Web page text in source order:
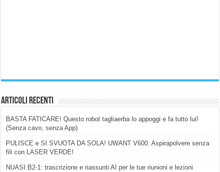
Articoli Recenti
BASTA FATICARE! Questo robot tagliaerba lo appoggi e fa tutto lui!
(Senza cavo, senza App)
PULISCE e SI SVUOTA DA SOLA! UWANT V600: Aspirapolvere senza
fili con LASER VERDE!
NUASI B2-1: trascrizione e riassunti AI per le tue riunioni e lezioni